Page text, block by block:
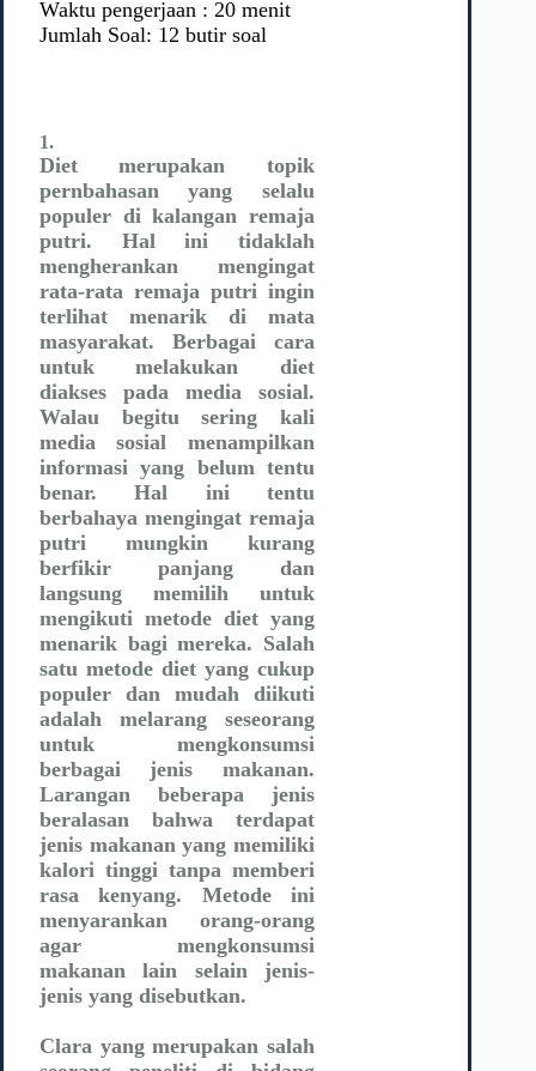
Waktu pengerjaan : 20 menit
Jumlah Soal: 12 butir soal
1.
Diet merupakan topik
pernbahasan yang selalu
populer di kalangan remaja
putri. Hal ini tidaklah
mengherankan mengingat
rata-rata remaja putri ingin
terlihat menarik di mata
masyarakat. Berbagai cara
untuk melakukan diet
diakses pada media sosial.
Walau begitu sering kali
media sosial menampilkan
informasi yang belum tentu
benar. Hal ini tentu
berbahaya mengingat remaja
putri mungkin kurang
berfikir panjang dan
langsung memilih untuk
mengikuti metode diet yang
menarik bagi mereka. Salah
satu metode diet yang cukup
populer dan mudah diikuti
adalah melarang seseorang
untuk mengkonsumsi
berbagai jenis makanan.
Larangan beberapa jenis
beralasan bahwa terdapat
jenis makanan yang memiliki
kalori tinggi tanpa memberi
rasa kenyang. Metode ini
menyarankan orang-orang
agar mengkonsumsi
makanan lain selain jenis-
jenis yang disebutkan.
Clara yang merupakan salah